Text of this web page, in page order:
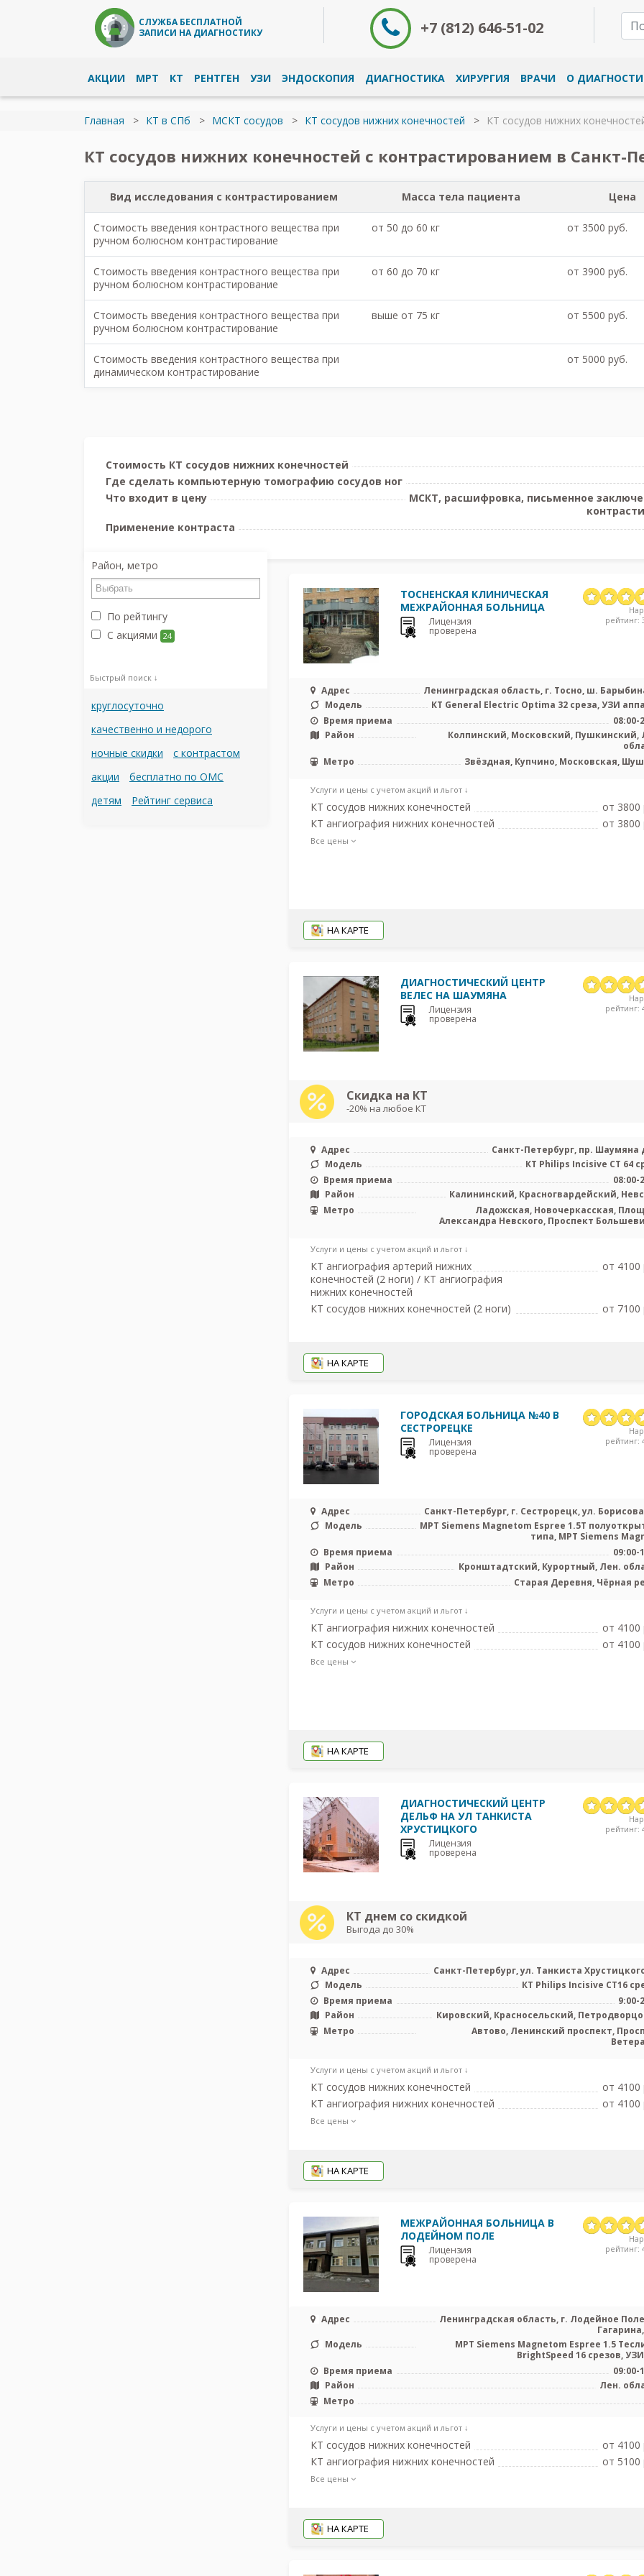
СЛУЖБА БЕСПЛАТНОЙ
ЗАПИСИ НА ДИАГНОСТИКУ
+7 (812) 646-51-02
АКЦИИ МРТ КТ РЕНТГЕН УЗИ ЭНДОСКОПИЯ ДИАГНОСТИКА ХИРУРГИЯ ВРАЧИ О
Главная КТ в СПб МСКТ сосудов КТ сосудов нижних конечностей КТ сосудов нижних
КТ сосудов нижних конечностей с контрастированием в Санкт-
Вид исследования с контрастированием Масса тела пациента Цена
Стоимость введения контрастного вещества при
ручном болюсном контрастирование
от 50 до 60 кг от 3500 руб.
Стоимость введения контрастного вещества при
ручном болюсном контрастирование
от 60 до 70 кг от 3900 руб.
Стоимость введения контрастного вещества при
ручном болюсном контрастирование
выше от 75 кг от 5500 руб.
Стоимость введения контрастного вещества при
динамическом контрастирование
от 5000 руб.
Стоимость КТ сосудов нижних конечностей
Где сделать компьютерную томографию сосудов ног
Что входит в цену
МСКТ, расшифровка, письменное
Применение контраста
Район, метро
По рейтингу
С акциями 24
Быстрый поиск ↓
круглосуточно
качественно и недорого
ночные скидки
с контрастом
акции
бесплатно по ОМС
детям
Рейтинг сервиса
ТОСНЕНСКАЯ КЛИНИЧЕСКАЯ
МЕЖРАЙОННАЯ БОЛЬНИЦА
Лицензия
проверена
рейтинг:
Адрес
Ленинградская область, г. Тосно, ш.
Модель
КТ General Electric Optima 32 среза, УЗИ
Время приема
08:00-
Район
Колпинский, Московский, Пушкинский,
Метро
Звёздная, Купчино, Московская,
Услуги и цены с учетом акций и льгот ↓
КТ сосудов нижних конечностей
от 3800
КТ ангиография нижних конечностей
от 3800
Все цены
НА КАРТЕ
ДИАГНОСТИЧЕСКИЙ ЦЕНТР
ВЕЛЕС НА ШАУМЯНА
Лицензия
проверена
рейтинг:
Скидка на КТ
-20% на любое КТ
Адрес
Санкт-Петербург, пр. Шаумяна
Модель
КТ Philips Incisive CT 64
Время приема
08:00-
Район
Калининский, Красногвардейский,
Метро
Ладожская, Новочеркасская,
Александра Невского, Проспект
Услуги и цены с учетом акций и льгот ↓
КТ ангиография артерий нижних
конечностей (2 ноги) / КТ ангиография
нижних конечностей
от 4100
КТ сосудов нижних конечностей (2 ноги) от 7100
НА КАРТЕ
ГОРОДСКАЯ БОЛЬНИЦА №40 В
СЕСТРОРЕЦКЕ
Лицензия
проверена
рейтинг:
Адрес
Санкт-Петербург, г. Сестрорецк, ул.
Модель
МРТ Siemens Magnetom Espree 1.5T
типа, МРТ Siemens
Время приема
09:00-
Район
Кронштадтский, Курортный, Лен.
Метро
Старая Деревня, Чёрная
Услуги и цены с учетом акций и льгот ↓
КТ ангиография нижних конечностей
от 4100
КТ сосудов нижних конечностей
от 4100
Все цены
НА КАРТЕ
ДИАГНОСТИЧЕСКИЙ ЦЕНТР
ДЕЛЬФ НА УЛ ТАНКИСТА
ХРУСТИЦКОГО
Лицензия
проверена
рейтинг:
КТ днем со скидкой
Выгода до 30%
Адрес
Санкт-Петербург, ул. Танкиста
Модель
КТ Philips Incisive CT16
Время приема
9:00-
Район
Кировский, Красносельский,
Метро
Автово, Ленинский проспект,
Услуги и цены с учетом акций и льгот ↓
КТ сосудов нижних конечностей
от 4100
КТ ангиография нижних конечностей
от 4100
Все цены
НА КАРТЕ
МЕЖРАЙОННАЯ БОЛЬНИЦА В
ЛОДЕЙНОМ ПОЛЕ
Лицензия
проверена
рейтинг:
Адрес
Ленинградская область, г. Лодейное
Модель
МРТ Siemens Magnetom Espree 1.5
BrightSpeed 16 срезов,
Время приема
09:00-
Район
Лен.
Метро
Услуги и цены с учетом акций и льгот ↓
КТ сосудов нижних конечностей
от 4100
КТ ангиография нижних конечностей
от 5100
Все цены